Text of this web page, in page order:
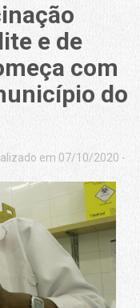
e de
com
do
em 07/10/2020 -